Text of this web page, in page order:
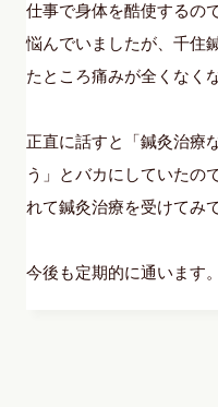
仕事で身体を酷使するの
悩んでいましたが、千住
たところ痛みが全くなく
正直に話すと「鍼灸治療
う」とバカにしていたの
れて鍼灸治療を受けてみ
今後も定期的に通います。